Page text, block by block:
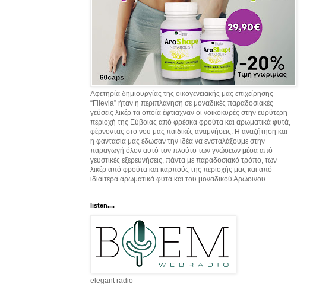
Αφετηρία δημιουργίας της οικογενειακής μας επιχείρησης
“Filevia” ήταν η περιπλάνηση σε μοναδικές παραδοσιακές
γεύσεις λικέρ τα οποία έφτιαχναν οι νοικοκυρές στην ευρύτερη
περιοχή της Εύβοιας από φρέσκα φρούτα και αρωματικά φυτά,
φέρνοντας στο νου μας παιδικές αναμνήσεις. Η αναζήτηση και
η φαντασία μας έδωσαν την ιδέα να ενσταλάξουμε στην
παραγωγή όλον αυτό τον πλούτο των γνώσεων μέσα από
γευστικές εξερευνήσεις, πάντα με παραδοσιακό τρόπο, των
λικέρ από φρούτα και καρπούς της περιοχής μας και από
ιδιαίτερα αρωματικά φυτά και του μοναδικού Αρώοινου.
listen....
elegant radio